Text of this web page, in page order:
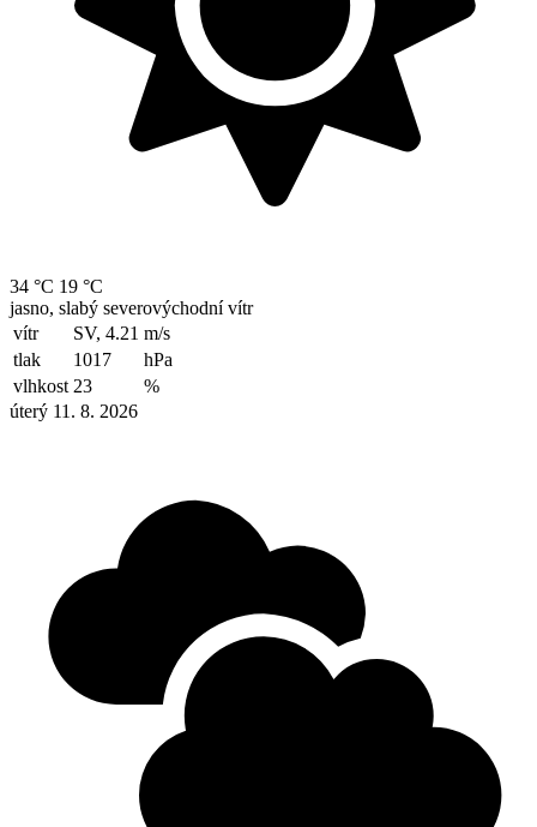
34 °C 19 °C
jasno, slabý severovýchodní vítr
vítr
SV, 4.21 m/s
tlak
1017
hPa
vlhkost 23
%
úterý 11. 8. 2026